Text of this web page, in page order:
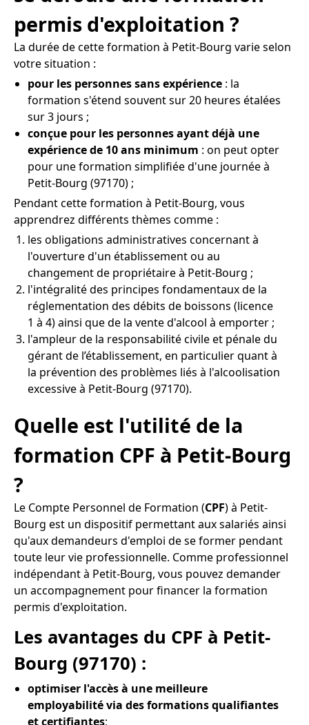
permis d'exploitation ?
La durée de cette formation à Petit-Bourg varie selon
votre situation :
pour les personnes sans expérience : la
formation s'étend souvent sur 20 heures étalées
sur 3 jours ;
conçue pour les personnes ayant déjà une
expérience de 10 ans minimum : on peut opter
pour une formation simplifiée d'une journée à
Petit-Bourg (97170) ;
Pendant cette formation à Petit-Bourg, vous
apprendrez différents thèmes comme :
les obligations administratives concernant à
l'ouverture d'un établissement ou au
changement de propriétaire à Petit-Bourg ;
l'intégralité des principes fondamentaux de la
réglementation des débits de boissons (licence
1 à 4) ainsi que de la vente d'alcool à emporter ;
l'ampleur de la responsabilité civile et pénale du
gérant de l’établissement, en particulier quant à
la prévention des problèmes liés à l'alcoolisation
excessive à Petit-Bourg (97170).
Quelle est l'utilité de la
formation CPF à Petit-Bourg
?
Le Compte Personnel de Formation (CPF) à Petit-
Bourg est un dispositif permettant aux salariés ainsi
qu'aux demandeurs d'emploi de se former pendant
toute leur vie professionnelle. Comme professionnel
indépendant à Petit-Bourg, vous pouvez demander
un accompagnement pour financer la formation
permis d'exploitation.
Les avantages du CPF à Petit-
Bourg (97170) :
optimiser l'accès à une meilleure
employabilité via des formations qualifiantes
et certifiantes;